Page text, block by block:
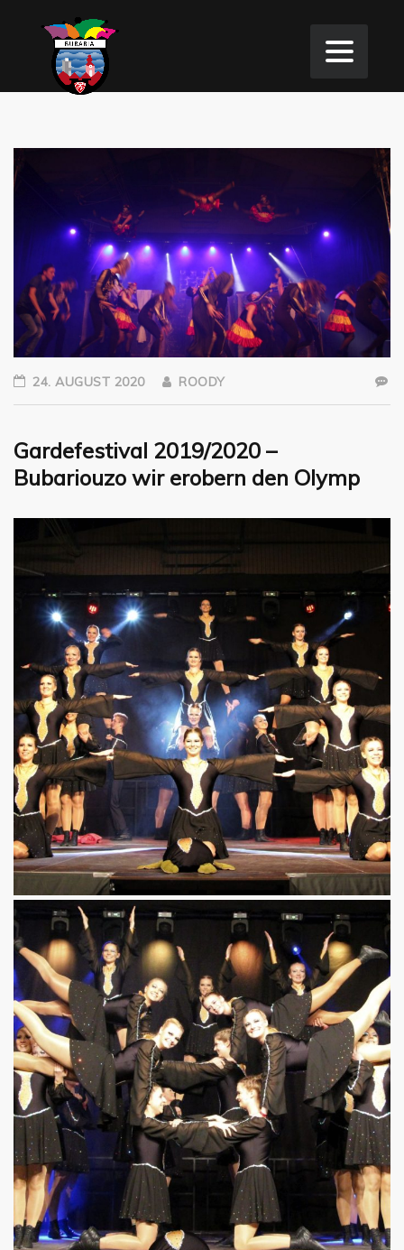
24. AUGUST 2020 ROODY
Gardefestival 2019/2020 –
Bubariouzo wir erobern den Olymp